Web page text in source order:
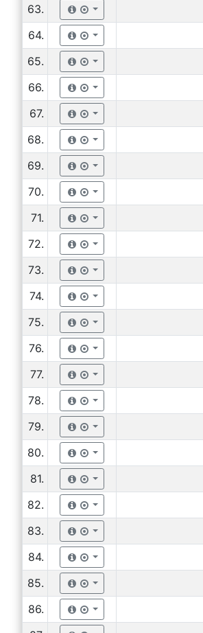
63.
64.
65.
66.
67.
68.
69.
70.
71.
72.
73.
74.
75.
76.
77.
78.
79.
80.
81.
82.
83.
84.
85.
86.